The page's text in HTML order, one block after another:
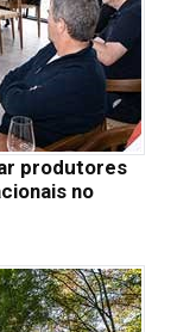
produtores
no